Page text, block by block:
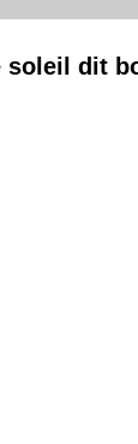
soleil dit